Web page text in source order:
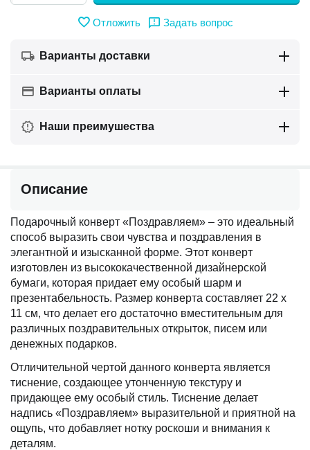
Отложить Задать вопрос
Варианты доставки
Варианты оплаты
Наши преимушества
Описание
Подарочный конверт «Поздравляем» – это идеальный
способ выразить свои чувства и поздравления в
элегантной и изысканной форме. Этот конверт
изготовлен из высококачественной дизайнерской
бумаги, которая придает ему особый шарм и
презентабельность. Размер конверта составляет 22 х
11 см, что делает его достаточно вместительным для
различных поздравительных открыток, писем или
денежных подарков.
Отличительной чертой данного конверта является
тиснение, создающее утонченную текстуру и
придающее ему особый стиль. Тиснение делает
надпись «Поздравляем» выразительной и приятной на
ощупь, что добавляет нотку роскоши и внимания к
деталям.